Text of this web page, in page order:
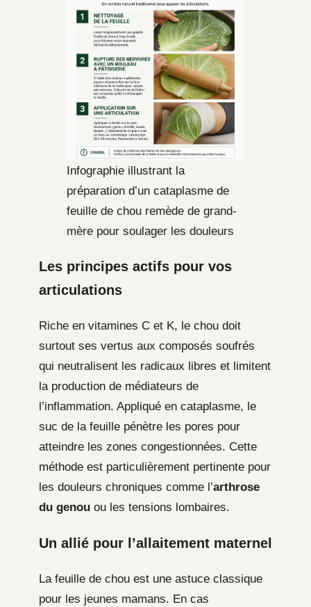
Infographie illustrant la
préparation d’un cataplasme de
feuille de chou remède de grand-
mère pour soulager les douleurs
Les principes actifs pour vos
articulations
Riche en vitamines C et K, le chou doit
surtout ses vertus aux composés soufrés
qui neutralisent les radicaux libres et limitent
la production de médiateurs de
l’inflammation. Appliqué en cataplasme, le
suc de la feuille pénètre les pores pour
atteindre les zones congestionnées. Cette
méthode est particulièrement pertinente pour
les douleurs chroniques comme l’arthrose
du genou ou les tensions lombaires.
Un allié pour l’allaitement maternel
La feuille de chou est une astuce classique
pour les jeunes mamans. En cas